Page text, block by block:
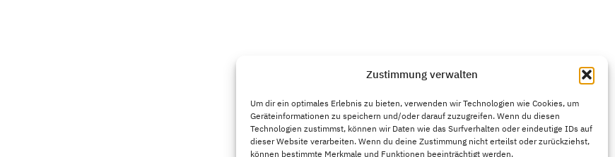
Zustimmung verwalten
Um dir ein optimales Erlebnis zu bieten, verwenden wir Technologien wie Cookies, um
Geräteinformationen zu speichern und/oder darauf zuzugreifen. Wenn du diesen
Technologien zustimmst, können wir Daten wie das Surfverhalten oder eindeutige IDs auf
dieser Website verarbeiten. Wenn du deine Zustimmung nicht erteilst oder zurückziehst,
können bestimmte Merkmale und Funktionen beeinträchtigt werden.